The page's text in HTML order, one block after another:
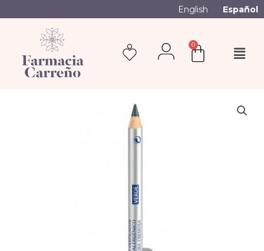
English Español
0